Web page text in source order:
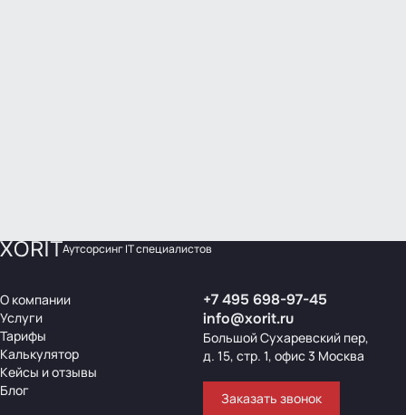
Аутсорсинг IT специалистов
О компании
Услуги
Тарифы
Калькулятор
Кейсы и отзывы
Блог
+7 495 698-97-45
info@xorit.ru
Большой Сухаревский пер,
д. 15, стр. 1, офис 3 Москва
Заказать звонок